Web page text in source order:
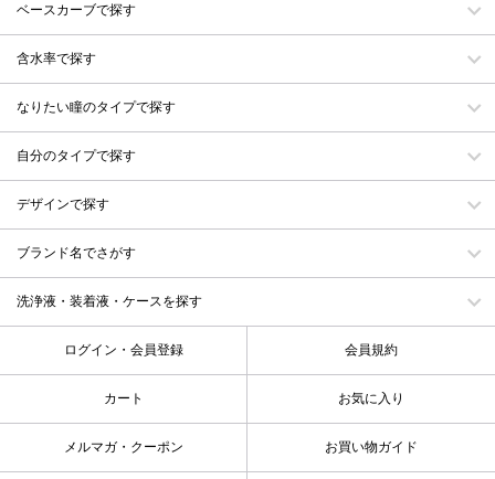
ベースカーブで探す
含水率で探す
なりたい瞳のタイプで探す
自分のタイプで探す
デザインで探す
ブランド名でさがす
洗浄液・装着液・ケースを探す
ログイン・会員登録 会員規約
カート お気に入り
メルマガ・クーポン お買い物ガイド